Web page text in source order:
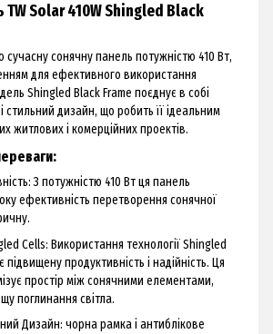
Solar 410W Shingled Black
сучасну сонячну панель потужністю 410 Вт,
для ефективного використання
Shingled Black Frame поєднує в собі
стильний дизайн, що робить її ідеальним
житлових і комерційних проектів.
З потужністю 410 Вт ця панель
ефективність перетворення сонячної
Cells: Використання технології Shingled
продуктивність і надійність. Ця
простір між сонячними елементами,
поглинання світла.
Дизайн: чорна рамка і антиблікове